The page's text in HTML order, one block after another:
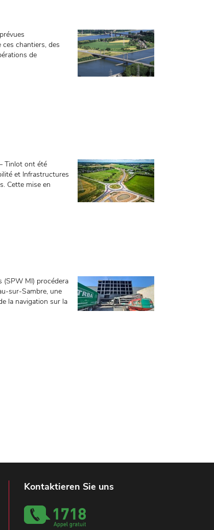
chantiers, des
de
Tinlot ont été
et Infrastructures
Cette mise en
(SPW MI) procédera
sur-Sambre, une
la navigation sur la
Kontaktieren Sie uns